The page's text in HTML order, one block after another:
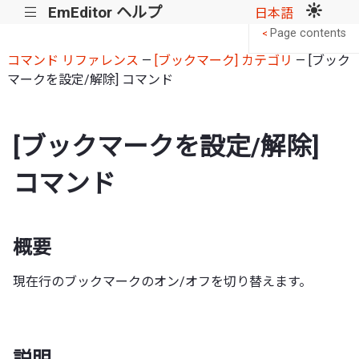
||| EmEditor ヘルプ 日本語
コマンド リファレンス — [ブックマーク] カテゴリ — [ブック
マークを設定/解除] コマンド
[ブックマークを設定/解除]
コマンド
概要
現在行のブックマークのオン/オフを切り替えます。
< Page contents